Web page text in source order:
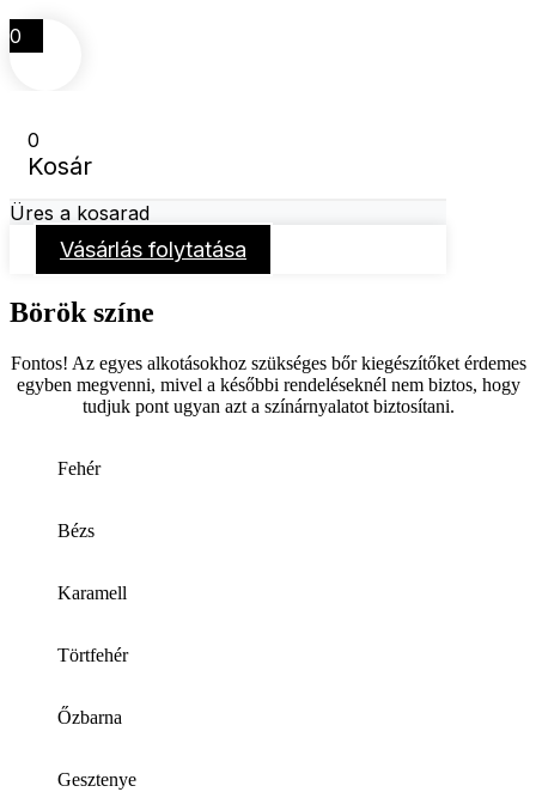
0
0
Kosár
Üres a kosarad
Vásárlás folytatása
Börök színe
Fontos! Az egyes alkotásokhoz szükséges bőr kiegészítőket érdemes
egyben megvenni, mivel a későbbi rendeléseknél nem biztos, hogy
tudjuk pont ugyan azt a színárnyalatot biztosítani.
Fehér
Bézs
Karamell
Törtfehér
Őzbarna
Gesztenye